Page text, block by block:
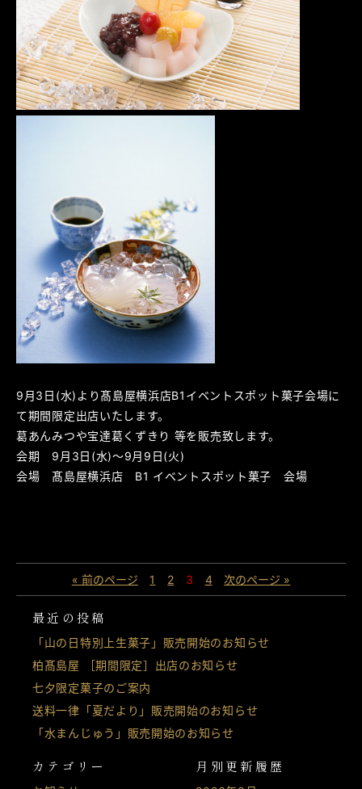
最近の投稿
「山の日特別上生菓子」販売開始のお知らせ
柏髙島屋 ［期間限定］出店のお知らせ
七夕限定菓子のご案内
送料一律「夏だより」販売開始のお知らせ
「水まんじゅう」販売開始のお知らせ
カテゴリー 月別更新履歴
9月3日(水)より髙島屋横浜店B1イベントスポット菓子会場に
て期間限定出店いたします。
葛あんみつや宝達葛くずきり 等を販売致します。
会期 9月3日(水)～9月9日(火)
会場 髙島屋横浜店 B1 イベントスポット菓子 会場
« 前のページ 1 2 3 4 次のページ »